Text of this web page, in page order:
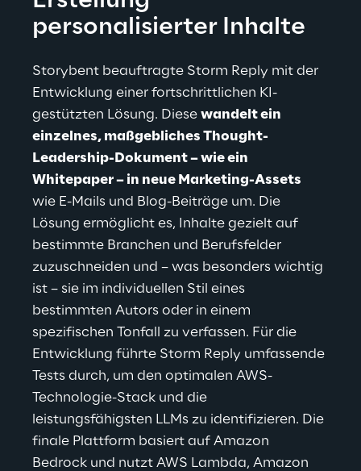
personalisierter Inhalte
Storybent beauftragte Storm Reply mit der
Entwicklung einer fortschrittlichen KI-
gestützten Lösung. Diese wandelt ein
einzelnes, maßgebliches Thought-
Leadership-Dokument – wie ein
Whitepaper – in neue Marketing-Assets
wie E-Mails und Blog-Beiträge um. Die
Lösung ermöglicht es, Inhalte gezielt auf
bestimmte Branchen und Berufsfelder
zuzuschneiden und – was besonders wichtig
ist – sie im individuellen Stil eines
bestimmten Autors oder in einem
spezifischen Tonfall zu verfassen. Für die
Entwicklung führte Storm Reply umfassende
Tests durch, um den optimalen AWS-
Technologie-Stack und die
leistungsfähigsten LLMs zu identifizieren. Die
finale Plattform basiert auf Amazon
Bedrock und nutzt AWS Lambda, Amazon